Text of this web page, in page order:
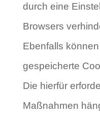
durch eine
Browsers
Ebenfalls
gespeicherte
Die hierfür
Maßnahmen